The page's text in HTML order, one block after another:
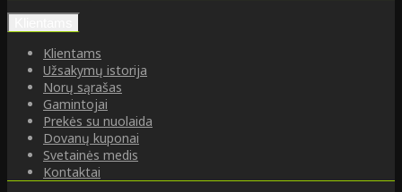
Klientams
Užsakymų istorija
Norų sąrašas
Gamintojai
Prekės su nuolaida
Dovanų kuponai
Svetainės medis
Kontaktai